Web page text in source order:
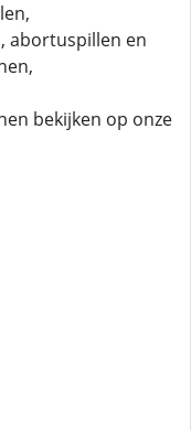
abortuspillen en
bekijken op onze